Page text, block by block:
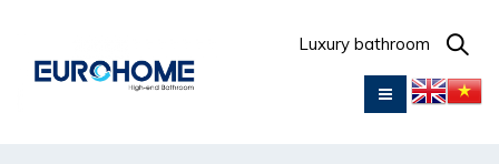
Luxury bathroom